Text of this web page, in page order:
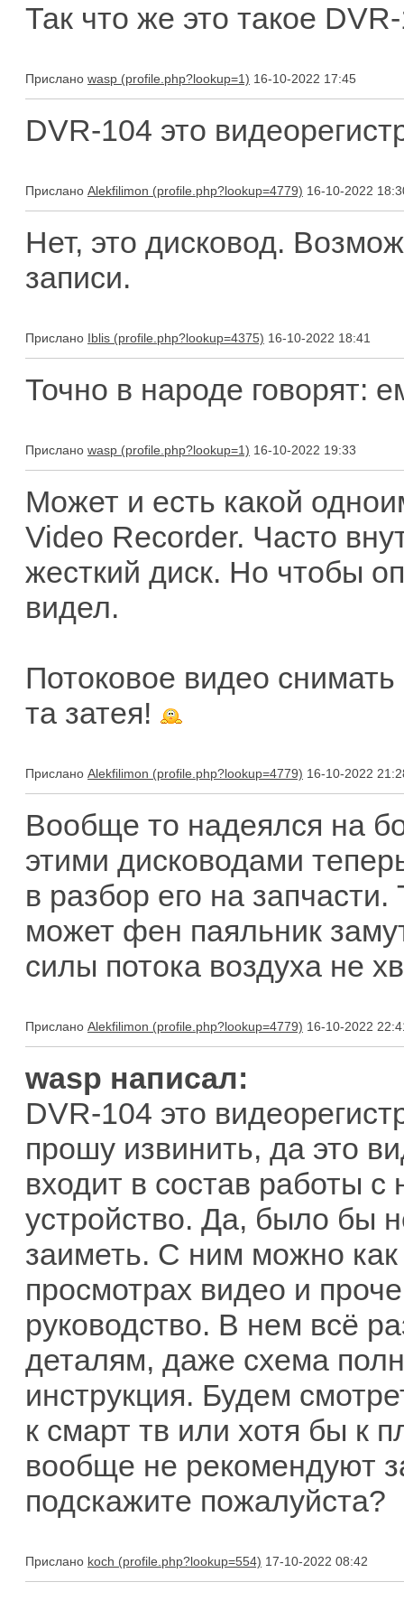
Так что же это такое
Прислано wasp 16-10-2022 17:45
DVR-104 это
Прислано Alekfilimon 16-10-2022
Нет, это дисковод.
записи.
Прислано Iblis 16-10-2022 18:41
Точно в народе говорят:
Прислано wasp 16-10-2022 19:33
Может и есть какой
Video Recorder. Часто
жесткий диск. Но чтобы
видел.
Потоковое видео
та затея!
Прислано Alekfilimon 16-10-2022
Вообще то надеялся на
этими дисководами
в разбор его на
может фен паяльник
силы потока воздуха не
Прислано Alekfilimon 16-10-2022
wasp написал:
DVR-104 это
прошу извинить, да это
входит в состав работы
устройство. Да, было бы
заиметь. С ним можно как
просмотрах видео и
руководство. В нем всё
деталям, даже схема
инструкция. Будем
к смарт тв или хотя бы к
вообще не рекомендуют
подскажите пожалуйста?
Прислано koch 17-10-2022 08:42